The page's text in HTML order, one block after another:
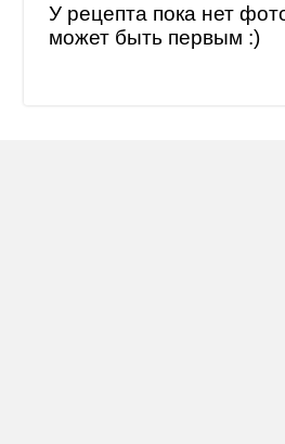
У рецепта пока нет
может быть первым :)